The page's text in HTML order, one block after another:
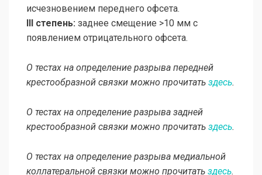
исчезновением переднего офсета.
III степень: заднее смещение >10 мм с
появлением отрицательного офсета.
О тестах на определение разрыва передней
крестообразной связки можно прочитать здесь.
О тестах на определение разрыва задней
крестообразной связки можно прочитать здесь.
О тестах на определение разрыва медиальной
коллатеральной связки можно прочитать здесь.